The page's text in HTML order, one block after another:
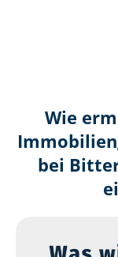
Wie
bei